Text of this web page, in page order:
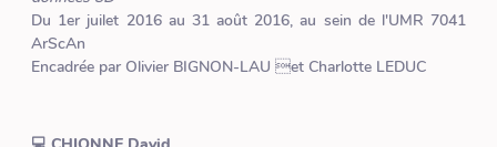
Du 1er juilet 2016 au 31 août 2016, au sein de l'UMR 7041
ArScAn
Encadrée par Olivier BIGNON-LAU et Charlotte LEDUC